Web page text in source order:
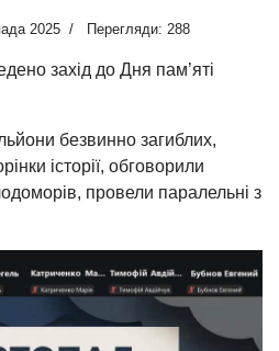
2025 Перегляди: 288
захід до Дня пам’яті
безвинно загиблих,
історії, обговорили
провели паралельні з